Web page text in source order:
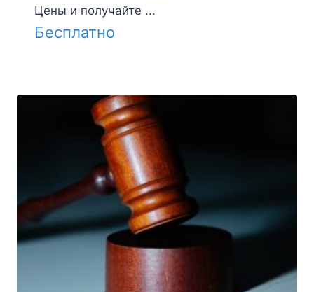
Цены и получайте ...
Бесплатно